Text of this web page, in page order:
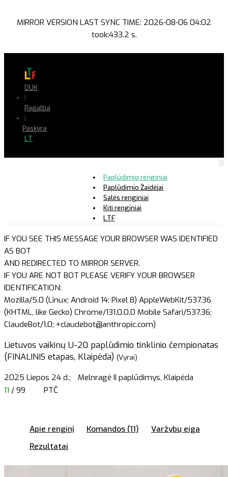
MIRROR VERSION LAST SYNC TIME: 2026-08-06 04:02
took:433.2 s.
DUK
|
Pagalba
|
Paskyra
LT
Paplūdimio renginiai
Paplūdimio Žaidėjai
Salės renginiai
Kiti renginiai
LTF
IF YOU SEE THIS MESSAGE YOUR BROWSER WAS IDENTIFIED
AS BOT
AND REDIRECTED TO MIRROR SERVER.
IF YOU ARE NOT BOT PLEASE VERIFY YOUR BROWSER
IDENTIFICATION:
Mozilla/5.0 (Linux; Android 14; Pixel 8) AppleWebKit/537.36
(KHTML, like Gecko) Chrome/131.0.0.0 Mobile Safari/537.36;
ClaudeBot/1.0; +claudebot@anthropic.com)
Lietuvos vaikinų U-20 paplūdimio tinklinio čempionatas
(FINALINIS etapas, Klaipėda) (Vyrai)
2025 Liepos 24 d.;
Melnragė II paplūdimys, Klaipėda
11 / 99 PTČ
Apie renginį Komandos (11)
Varžybų eiga
Rezultatai